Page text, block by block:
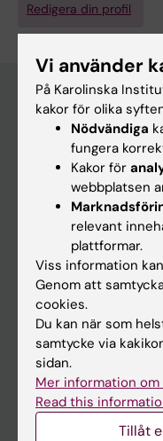
Redigera din profil
Huvudmeny
Utbildning
Forskarutbildning
På gång
Nyheter
Kalender
Student
Vi använder
På Karolinska
kakor för olika
Nödvändiga
fungera
Kakor för
webbplatsen
relevant
plattformar.
Viss information
Genom att
cookies.
Du kan när som
samtycke via
sidan.
Mer information om
Read this
Tillåt